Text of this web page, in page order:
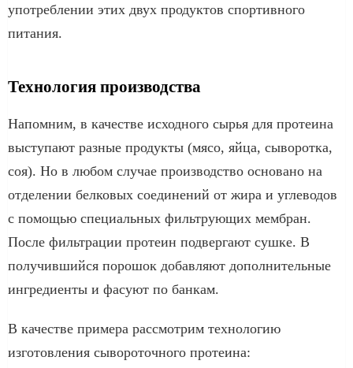
употреблении этих двух продуктов спортивного
питания.
Технология производства
Напомним, в качестве исходного сырья для протеина
выступают разные продукты (мясо, яйца, сыворотка,
соя). Но в любом случае производство основано на
отделении белковых соединений от жира и углеводов
с помощью специальных фильтрующих мембран.
После фильтрации протеин подвергают сушке. В
получившийся порошок добавляют дополнительные
ингредиенты и фасуют по банкам.
В качестве примера рассмотрим технологию
изготовления сывороточного протеина: